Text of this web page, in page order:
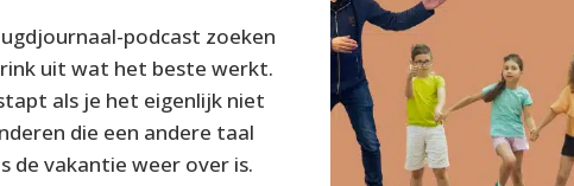
podcast zoeken
uit wat het beste werkt.
als je het eigenlijk niet
die een andere taal
de vakantie weer over is.